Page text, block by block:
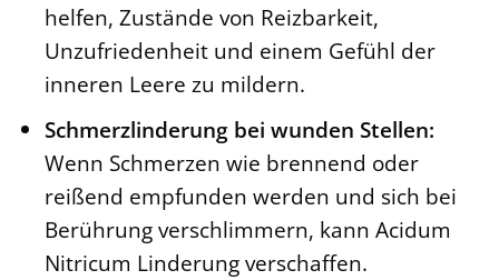
helfen, Zustände von Reizbarkeit,
Unzufriedenheit und einem Gefühl der
inneren Leere zu mildern.
Schmerzlinderung bei wunden Stellen:
Wenn Schmerzen wie brennend oder
reißend empfunden werden und sich bei
Berührung verschlimmern, kann Acidum
Nitricum Linderung verschaffen.